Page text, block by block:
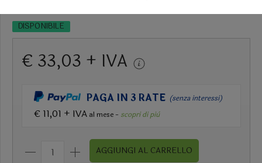
DISPONIBILE
€ 33,03 + IVA
PAGA IN 3 RATE (senza interessi)
€ 11,01 + IVA al mese - scopri di più
AGGIUNGI AL CARRELLO